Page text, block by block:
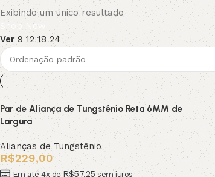
Discount 10%
Shop Now
Exibindo um único resultado
Ver9 121824
Par de Aliança de Tungstênio Reta 6MM de
Largura
Alianças de Tungstênio
R$229,00
Em até 4x deR$57,25 sem juros